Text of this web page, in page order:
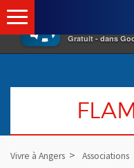
×
Gratuit - dans
Vivre à Angers Associations